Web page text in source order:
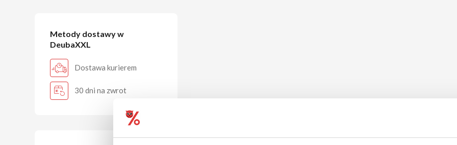
Metody dostawy w
DeubaXXL
Dostawa kurierem
30 dni na zwrot